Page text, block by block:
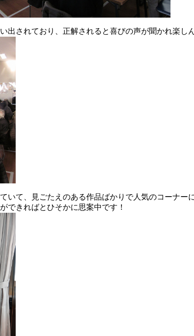
出されており、正解されると喜びの声が聞かれ楽し
いて、見ごたえのある作品ばかりで人気のコーナー
できればとひそかに思案中です！